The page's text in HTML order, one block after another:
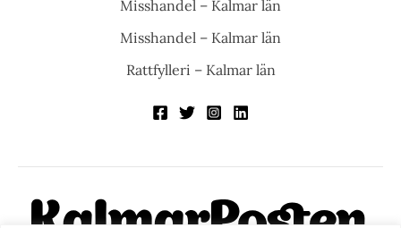
Misshandel – Kalmar län
Misshandel – Kalmar län
Rattfylleri – Kalmar län